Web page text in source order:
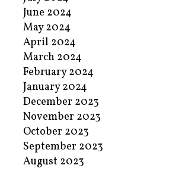
June 2024
May 2024
April 2024
March 2024
February 2024
January 2024
December 2023
November 2023
October 2023
September 2023
August 2023